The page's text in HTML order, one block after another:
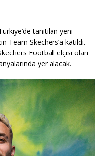
tanıtılan yeni
Team Skechers’a katıldı.
Football elçisi olan
yer alacak.